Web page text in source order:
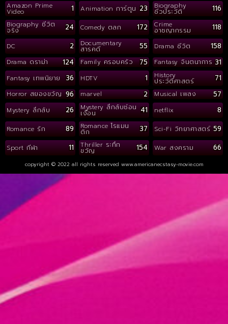
Amazon Prime
Video 1 Animation การ์ตูน 23 Biography
ชีวประวัติ 116
Biography ชีวิต
จริง 24 Comedy ตลก 172 Crime
อาชญากรรม 118
DC 2 Documentary
สารคดี 55 Drama ชีวิต 158
Drama ดราม่า 124 Family ครอบครัว 75 Fantasy จินตนาการ 31
Fantasy เทพนิยาย 36 HDTV 1 History
ประวัติศาสตร์ 71
Horror สยองขวัญ 96 marvel 2 Musical เพลง 57
Mystery ลึกลับ 26 Mystery ลึกลับซ่อน
เงื่อน 41 netflix 8
Romance รัก 89 Romance โรแมน
ติก 37 Sci-Fi วิทยาศาสตร์ 59
Sport กีฬา 11 Thriller ระทึก
ขวัญ 154 War สงคราม 66
copyright © 2022 all rights reserved www.americanecstasy-movie.com